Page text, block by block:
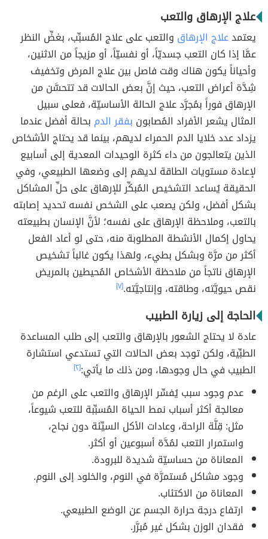
علاج الإرهاق والتعب
يعتمدعلاج الإرهاق والتعب على علاج المُسبِّب، بغضِّ النظر
عمَّا إذا كان التعب جسديّاً، أو نفسيّاً، أو مزيجاً من الاثنين،
وأحياناً يكون هناك وقت فاصل بين علاج المرض وتخفيف
شِدَّة أعراض التعب، حيث إنَّ بعض الحالات قد تتحسَّن من
الإرهاق فوراً بمُجرَّد علاج الحالة الأساسيّة، فعلى سبيل
المثال يشعر الأفراد المُصابون بفقر الدم بحالة أفضل عندما
يزداد عدد خلايا الدم الحمراء لديهم، بينما قد يحتاج الأشخاص
الذين يتعالجون من داء كثرة الوحيدات المعدية إلى أسابيع
لإعادة مستويات الطاقة لديهم إلى وضعها الطبيعي، وفي
الحقيقة يُساعد التشخيص المُبكِّر للإرهاق على حلِّ المشاكل
بشكل أفضل، ولكن يصعب على الشخص نفسه تحديد إصابته
بالتعب، وملاحظة الإرهاق على نفسه؛ لأنَّ الإنسان بطبيعته
يحاول إكمال الأنشطة المطلوبة منه، حتى لو أعاد الفعل
أكثر من مرَّة وبشكل بطيء، ولهذا يكون غالباً تشخيص
الإرهاق ناتجاً من ملاحظة الأشخاص المُحيطين بالمريض
نقص حيويَّته، وطاقته، وإنتاجيَّته.[٧]
الحاجة إلى زيارة الطبيب
عادة لا يحتاج الشعور بالإرهاق والتعب إلى طلب المساعدة
الطبِّية، ولكن توجد بعض الحالات التي تستدعي استشارة
الطبيب في حال وجودها، ومن ذلك ما يأتي:[٢]
عدم وجود سبب يُفسِّر الإرهاق والتعب على الرغم من
معالجة أكثر أسباب نمط الحياة المُسبِّبة للتعب شيوعاً،
مثل: قِلَّة الراحة، وعادات الأكل السيِّئة دون نجاح،
واستمرار التعب لمُدَّة أسبوعين أو أكثر.
المعاناة من حساسيّة شديدة للبرودة.
وجود مشاكل مُستمرَّة في النوم، والخلود إلى النوم.
المعاناة من الاكتئاب.
ارتفاع درجة حرارة الجسم عن الوضع الطبيعي.
فقدان الوزن بشكل غير مُبرَّر.